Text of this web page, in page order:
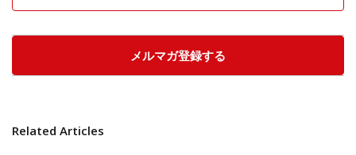
メルマガ登録する
Related Articles